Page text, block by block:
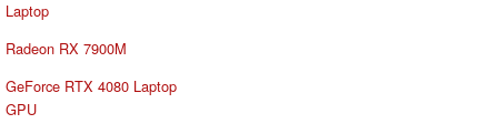
Laptop
Radeon RX 7900M
GeForce RTX 4080 Laptop
GPU